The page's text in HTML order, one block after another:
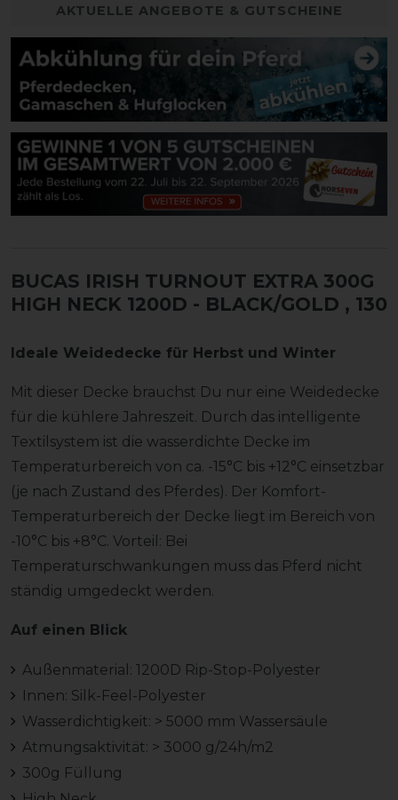
AKTUELLE ANGEBOTE & GUTSCHEINE
BUCAS IRISH TURNOUT EXTRA 300G
HIGH NECK 1200D - BLACK/GOLD , 130
Ideale Weidedecke für Herbst und Winter
Mit dieser Decke brauchst Du nur eine Weidedecke
für die kühlere Jahreszeit. Durch das intelligente
Textilsystem ist die wasserdichte Decke im
Temperaturbereich von ca. -15°C bis +12°C einsetzbar
(je nach Zustand des Pferdes). Der Komfort-
Temperaturbereich der Decke liegt im Bereich von
-10°C bis +8°C. Vorteil: Bei
Temperaturschwankungen muss das Pferd nicht
ständig umgedeckt werden.
Auf einen Blick
Außenmaterial: 1200D Rip-Stop-Polyester
Innen: Silk-Feel-Polyester
Wasserdichtigkeit: > 5000 mm Wassersäule
Atmungsaktivität: > 3000 g/24h/m2
300g Füllung